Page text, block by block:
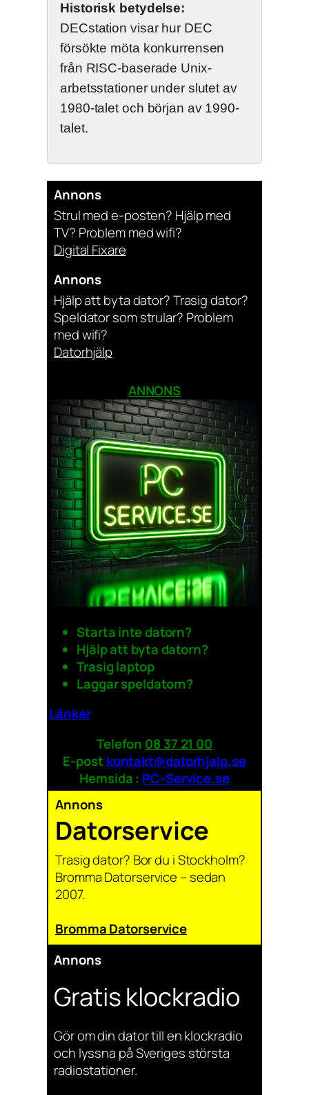
Historisk betydelse:
DECstation visar hur DEC
försökte möta konkurrensen
från RISC-baserade Unix-
arbetsstationer under slutet av
1980-talet och början av 1990-
talet.
Annons
Strul med e-posten? Hjälp med
TV? Problem med wifi?
Digital Fixare
Annons
Hjälp att byta dator? Trasig dator?
Speldator som strular? Problem
med wifi?
Datorhjälp
ANNONS
Starta inte datorn?
Hjälp att byta datorn?
Trasig laptop
Laggar speldatorn?
Länkar
Telefon 08 37 21 00
E-post kontakt@datorhjalp.se
Hemsida : PC-Service.se
Annons
Datorservice
Trasig dator? Bor du i Stockholm?
Bromma Datorservice – sedan
2007.
Bromma Datorservice
Annons
Gratis klockradio
Gör om din dator till en klockradio
och lyssna på Sveriges största
radiostationer.